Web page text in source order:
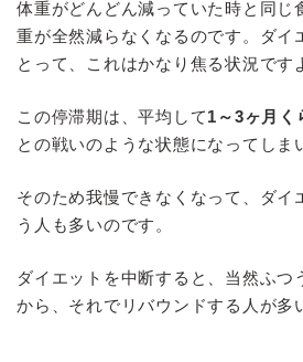
体重がどんどん減っていた時と同じ
重が全然減らなくなるのです。ダイ
とって、これはかなり焦る状況です
この停滞期は、平均して1～3ヶ月く
との戦いのような状態になってしま
そのため我慢できなくなって、ダイ
う人も多いのです。
ダイエットを中断すると、当然ふつ
から、それでリバウンドする人が多